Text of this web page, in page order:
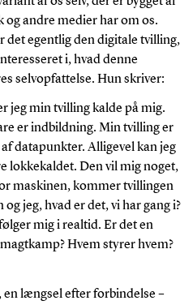
og andre medier har om os.
det egentlig den digitale tvilling,
i, hvad denne
selvopfattelse. Hun skriver:
jeg min tvilling kalde på mig.
er indbildning. Min tvilling er
datapunkter. Alligevel kan jeg
lokkekaldet. Den vil mig noget,
maskinen, kommer tvillingen
jeg, hvad er det, vi har gang i?
mig i realtid. Er det en
Hvem styrer hvem?
længsel efter forbindelse –